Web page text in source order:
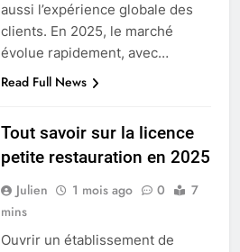
aussi l’expérience globale des
clients. En 2025, le marché
évolue rapidement, avec…
Read Full News
Tout savoir sur la licence
petite restauration en 2025
Julien 1 mois ago 0
7
mins
Ouvrir un établissement de